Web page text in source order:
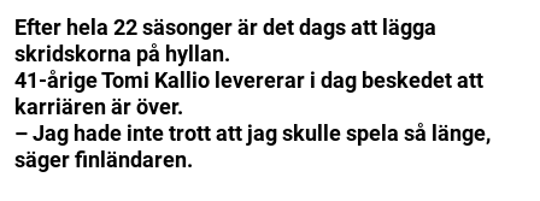
Efter hela 22 säsonger är det dags att lägga
skridskorna på hyllan.
41-årige Tomi Kallio levererar i dag beskedet att
karriären är över.
– Jag hade inte trott att jag skulle spela så länge,
säger finländaren.